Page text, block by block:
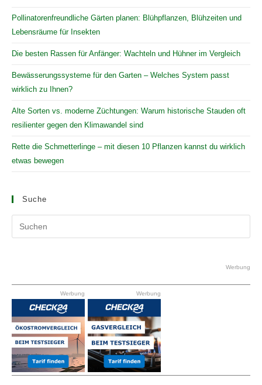
Pollinatorenfreundliche Gärten planen: Blühpflanzen, Blühzeiten und
Lebensräume für Insekten
Die besten Rassen für Anfänger: Wachteln und Hühner im Vergleich
Bewässerungssysteme für den Garten – Welches System passt
wirklich zu Ihnen?
Alte Sorten vs. moderne Züchtungen: Warum historische Stauden oft
resilienter gegen den Klimawandel sind
Rette die Schmetterlinge – mit diesen 10 Pflanzen kannst du wirklich
etwas bewegen
Suche
the
Werbung
Werbung Werbung